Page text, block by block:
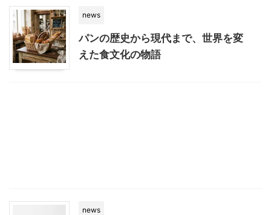
news
パンの歴史から現代まで、世界を変
えた食文化の物語
news